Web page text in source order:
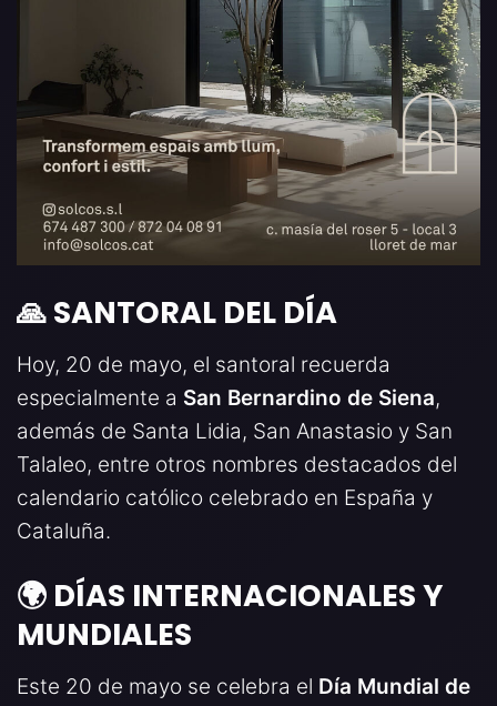
🙏 SANTORAL DEL DÍA
Hoy, 20 de mayo, el santoral recuerda
especialmente a San Bernardino de Siena,
además de Santa Lidia, San Anastasio y San
Talaleo, entre otros nombres destacados del
calendario católico celebrado en España y
Cataluña.
🌍 DÍAS INTERNACIONALES Y
MUNDIALES
Este 20 de mayo se celebra el Día Mundial de